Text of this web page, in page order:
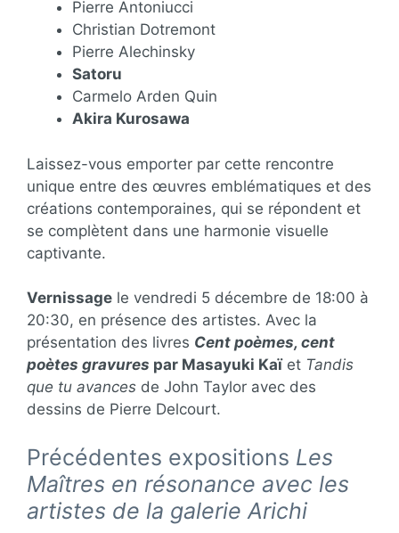
Pierre Antoniucci
Christian Dotremont
Pierre Alechinsky
Satoru
Carmelo Arden Quin
Akira Kurosawa
Laissez-vous emporter par cette rencontre
unique entre des œuvres emblématiques et des
créations contemporaines, qui se répondent et
se complètent dans une harmonie visuelle
captivante.
Vernissage le vendredi 5 décembre de 18:00 à
20:30, en présence des artistes. Avec la
présentation des livres Cent poèmes, cent
poètes gravures par Masayuki Kaïet Tandis
que tu avances de John Taylor avec des
dessins de Pierre Delcourt.
Précédentes expositions Les
Maîtres en résonance avec les
artistes de la galerie Arichi